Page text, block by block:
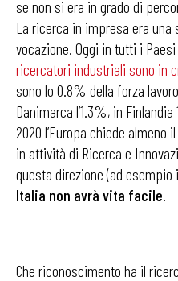
se non si era in grado di
La ricerca in impresa era una
vocazione. Oggi in tutti i
ricercatori industriali sono in
sono lo 0.8% della forza
Danimarca l’1.3%, in
2020 l’Europa chiede
in attività di Ricerca e
questa direzione (ad esempio
Italia non avrà vita facile.
Che riconoscimento ha il